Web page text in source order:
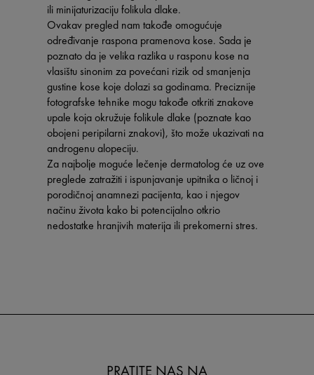
ili minijaturizaciju folikula dlake.
Ovakav pregled nam takođe omogućuje
određivanje raspona pramenova kose. Sada je
poznato da je velika razlika u rasponu kose na
vlasištu sinonim za povećani rizik od smanjenja
gustine kose koje dolazi sa godinama. Preciznije
fotografske tehnike mogu takođe otkriti znakove
upale koja okružuje folikule dlake (poznate kao
obojeni peripilarni znakovi), što može ukazivati na
androgenu alopeciju.
Za najbolje moguće lečenje dermatolog će uz ove
preglede zatražiti i ispunjavanje upitnika o ličnoj i
porodičnoj anamnezi pacijenta, kao i njegov
načinu života kako bi potencijalno otkrio
nedostatke hranjivih materija ili prekomerni stres.
PRATITE NAS NA